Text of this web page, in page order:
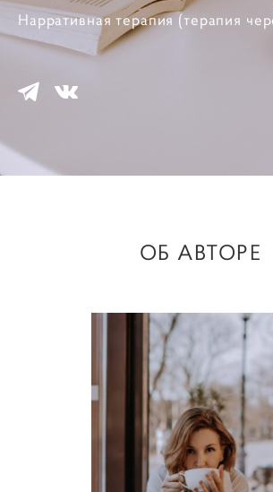
Нарративная терапия (терапия
ОБ АВТОРЕ